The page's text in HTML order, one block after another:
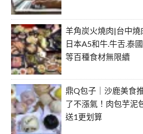
羊角炭火燒肉|台中
日本A5和牛.牛舌.泰
等百種食材無限續
鼎Q包子｜沙鹿美食
了不漲氣！肉包芋泥
送1更划算